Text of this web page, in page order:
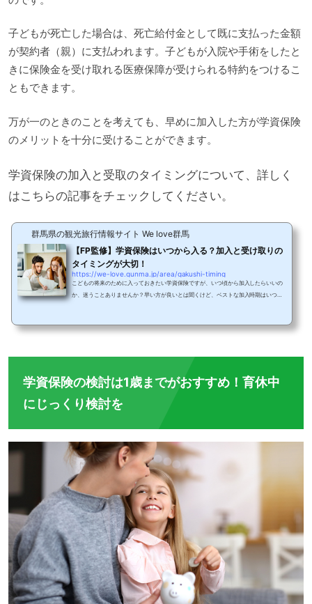
子どもが死亡した場合は、死亡給付金として既に支払った金額
が契約者（親）に支払われます。子どもが入院や手術をしたと
きに保険金を受け取れる医療保障が受けられる特約をつけるこ
ともできます。
万が一のときのことを考えても、早めに加入した方が学資保険
のメリットを十分に受けることができます。
学資保険の加入と受取のタイミングについて、詳しく
はこちらの記事をチェックしてください。
群馬県の観光旅行情報サイト We love群馬
【FP監修】学資保険はいつから入る？加入と受け取りの
タイミングが大切！
https://we-love.gunma.jp/area/gakushi-timing
こどもの将来のために入っておきたい学資保険ですが、いつ頃から加入したらいいの
か、迷うことありませんか？早い方が良いとは聞くけど、ベストな加入時期はいつな
得な方法を教えます！学資保険の加入は早いほどお得！学資保険への加入は、できれ
学資保険の検討は1歳までがおすすめ！育休中
にじっくり検討を